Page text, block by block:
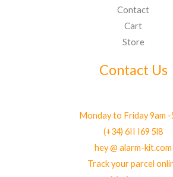
Contact
Cart
Store
Contact Us
Monday to Friday 9am -
(+34) 6II I69 5l8
hey @ alarm-kit.com
Track your parcel